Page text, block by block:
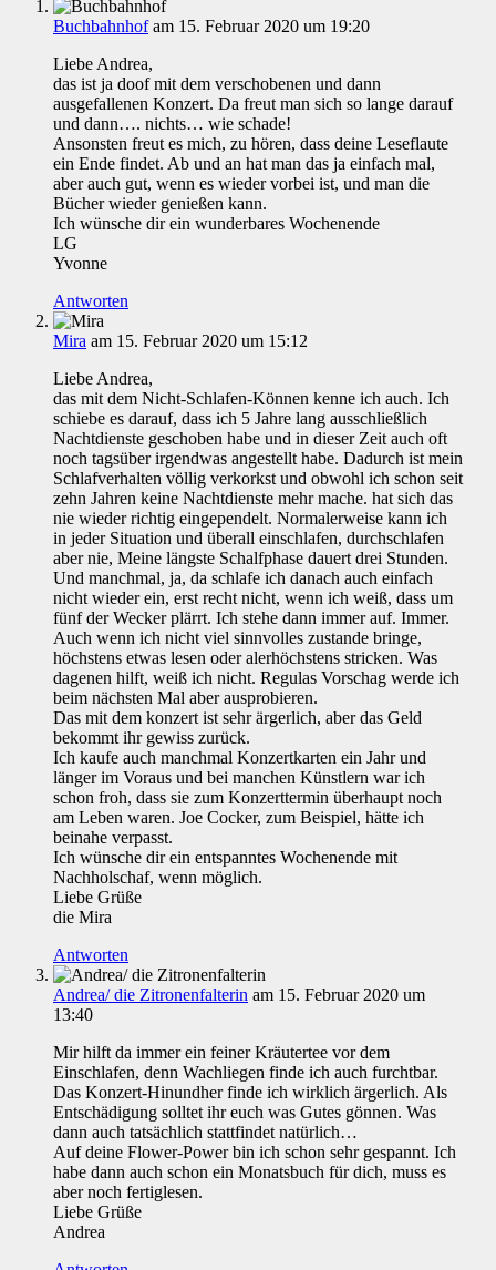
Buchbahnhof am 15. Februar 2020 um 19:20
Liebe Andrea,
das ist ja doof mit dem verschobenen und dann
ausgefallenen Konzert. Da freut man sich so lange darauf
und dann…. nichts… wie schade!
Ansonsten freut es mich, zu hören, dass deine Leseflaute
ein Ende findet. Ab und an hat man das ja einfach mal,
aber auch gut, wenn es wieder vorbei ist, und man die
Bücher wieder genießen kann.
Ich wünsche dir ein wunderbares Wochenende
LG
Yvonne
Antworten
Mira am 15. Februar 2020 um 15:12
Liebe Andrea,
das mit dem Nicht-Schlafen-Können kenne ich auch. Ich
schiebe es darauf, dass ich 5 Jahre lang ausschließlich
Nachtdienste geschoben habe und in dieser Zeit auch oft
noch tagsüber irgendwas angestellt habe. Dadurch ist mein
Schlafverhalten völlig verkorkst und obwohl ich schon seit
zehn Jahren keine Nachtdienste mehr mache. hat sich das
nie wieder richtig eingependelt. Normalerweise kann ich
in jeder Situation und überall einschlafen, durchschlafen
aber nie, Meine längste Schalfphase dauert drei Stunden.
Und manchmal, ja, da schlafe ich danach auch einfach
nicht wieder ein, erst recht nicht, wenn ich weiß, dass um
fünf der Wecker plärrt. Ich stehe dann immer auf. Immer.
Auch wenn ich nicht viel sinnvolles zustande bringe,
höchstens etwas lesen oder alerhöchstens stricken. Was
dagenen hilft, weiß ich nicht. Regulas Vorschag werde ich
beim nächsten Mal aber ausprobieren.
Das mit dem konzert ist sehr ärgerlich, aber das Geld
bekommt ihr gewiss zurück.
Ich kaufe auch manchmal Konzertkarten ein Jahr und
länger im Voraus und bei manchen Künstlern war ich
schon froh, dass sie zum Konzerttermin überhaupt noch
am Leben waren. Joe Cocker, zum Beispiel, hätte ich
beinahe verpasst.
Ich wünsche dir ein entspanntes Wochenende mit
Nachholschaf, wenn möglich.
Liebe Grüße
die Mira
Antworten
Andrea/ die Zitronenfalterin am 15. Februar 2020 um
13:40
Mir hilft da immer ein feiner Kräutertee vor dem
Einschlafen, denn Wachliegen finde ich auch furchtbar.
Das Konzert-Hinundher finde ich wirklich ärgerlich. Als
Entschädigung solltet ihr euch was Gutes gönnen. Was
dann auch tatsächlich stattfindet natürlich…
Auf deine Flower-Power bin ich schon sehr gespannt. Ich
habe dann auch schon ein Monatsbuch für dich, muss es
aber noch fertiglesen.
Liebe Grüße
Andrea